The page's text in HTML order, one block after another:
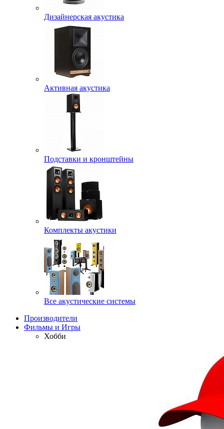
Дизайнерская акустика
Активная акустика
Подставки и кронштейны
Комплекты акустики
Все акустические системы
Производители
Фильмы и Игры
Хобби